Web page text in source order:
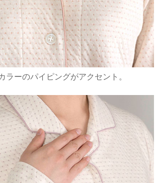
ラーのパイピングがアクセント。